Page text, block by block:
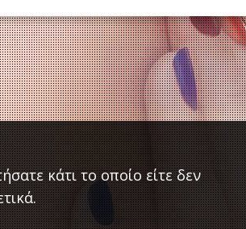
κάτι το οποίο είτε δεν